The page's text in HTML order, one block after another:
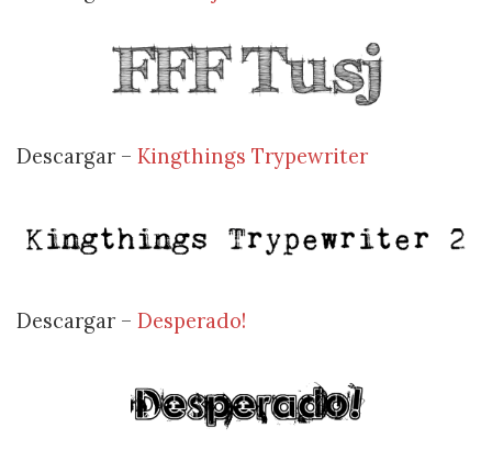
Descargar – Kingthings Trypewriter
Descargar – Desperado!